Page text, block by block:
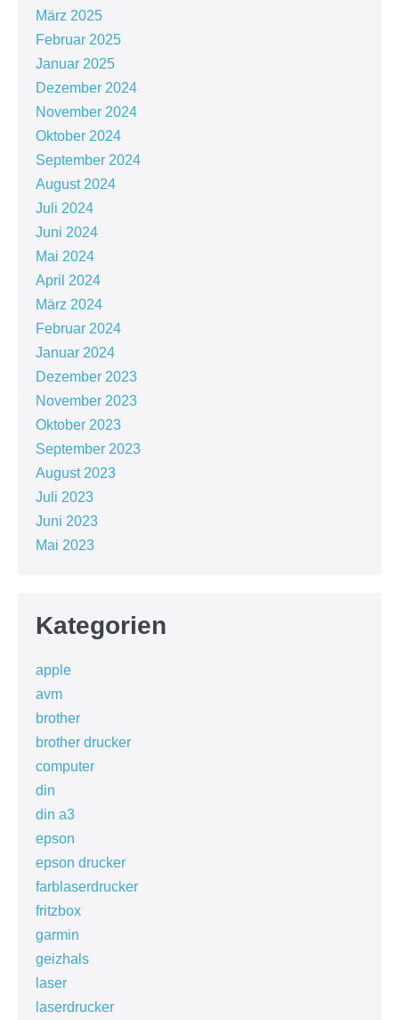
März 2025
Februar 2025
Januar 2025
Dezember 2024
November 2024
Oktober 2024
September 2024
August 2024
Juli 2024
Juni 2024
Mai 2024
April 2024
März 2024
Februar 2024
Januar 2024
Dezember 2023
November 2023
Oktober 2023
September 2023
August 2023
Juli 2023
Juni 2023
Mai 2023
Kategorien
apple
avm
brother
brother drucker
computer
din
din a3
epson
epson drucker
farblaserdrucker
fritzbox
garmin
geizhals
laser
laserdrucker